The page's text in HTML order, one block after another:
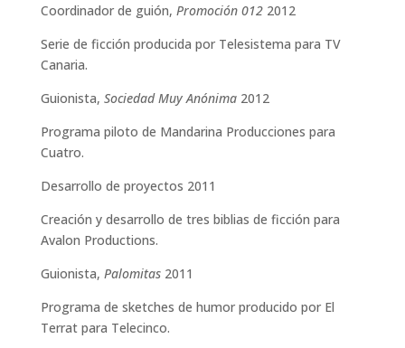
Coordinador de guión, Promoción 012 2012
Serie de ficción producida por Telesistema para TV
Canaria.
Guionista, Sociedad Muy Anónima 2012
Programa piloto de Mandarina Producciones para
Cuatro.
Desarrollo de proyectos 2011
Creación y desarrollo de tres biblias de ficción para
Avalon Productions.
Guionista, Palomitas 2011
Programa de sketches de humor producido por El
Terrat para Telecinco.